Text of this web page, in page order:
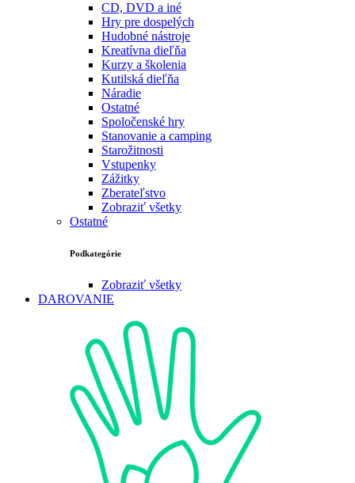
CD, DVD a iné
Hry pre dospelých
Hudobné nástroje
Kreatívna dieľňa
Kurzy a školenia
Kutilská dieľňa
Náradie
Ostatné
Spoločenské hry
Stanovanie a camping
Starožitnosti
Vstupenky
Zážitky
Zberateľstvo
Zobraziť všetky
Ostatné
Podkategórie
Zobraziť všetky
DAROVANIE